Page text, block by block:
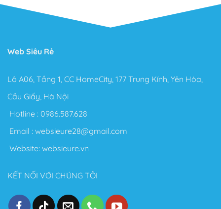
Web Siêu Rẻ
Lô A06, Tầng 1, CC HomeCity, 177 Trung Kính, Yên Hòa,
Cầu Giấy, Hà Nội
Hotline : 0986.587.628
Email : websieure28@gmail.com
Website: websieure.vn
KẾT NỐI VỚI CHÚNG TÔI